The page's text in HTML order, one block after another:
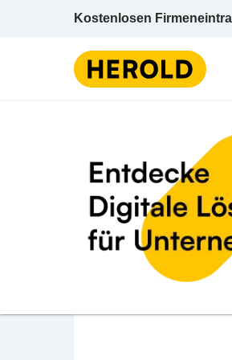
Kostenlosen
BEWERTUNG ABGEBEN
BP
Rosenheimer Straße 6
Tankstelle